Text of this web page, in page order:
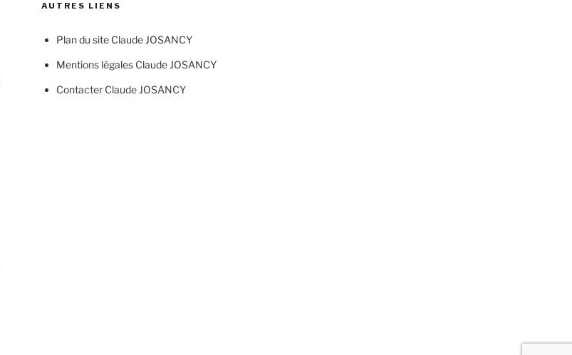
AUTRES LIENS
Plan du site Claude JOSANCY
Mentions légales Claude JOSANCY
Contacter Claude JOSANCY